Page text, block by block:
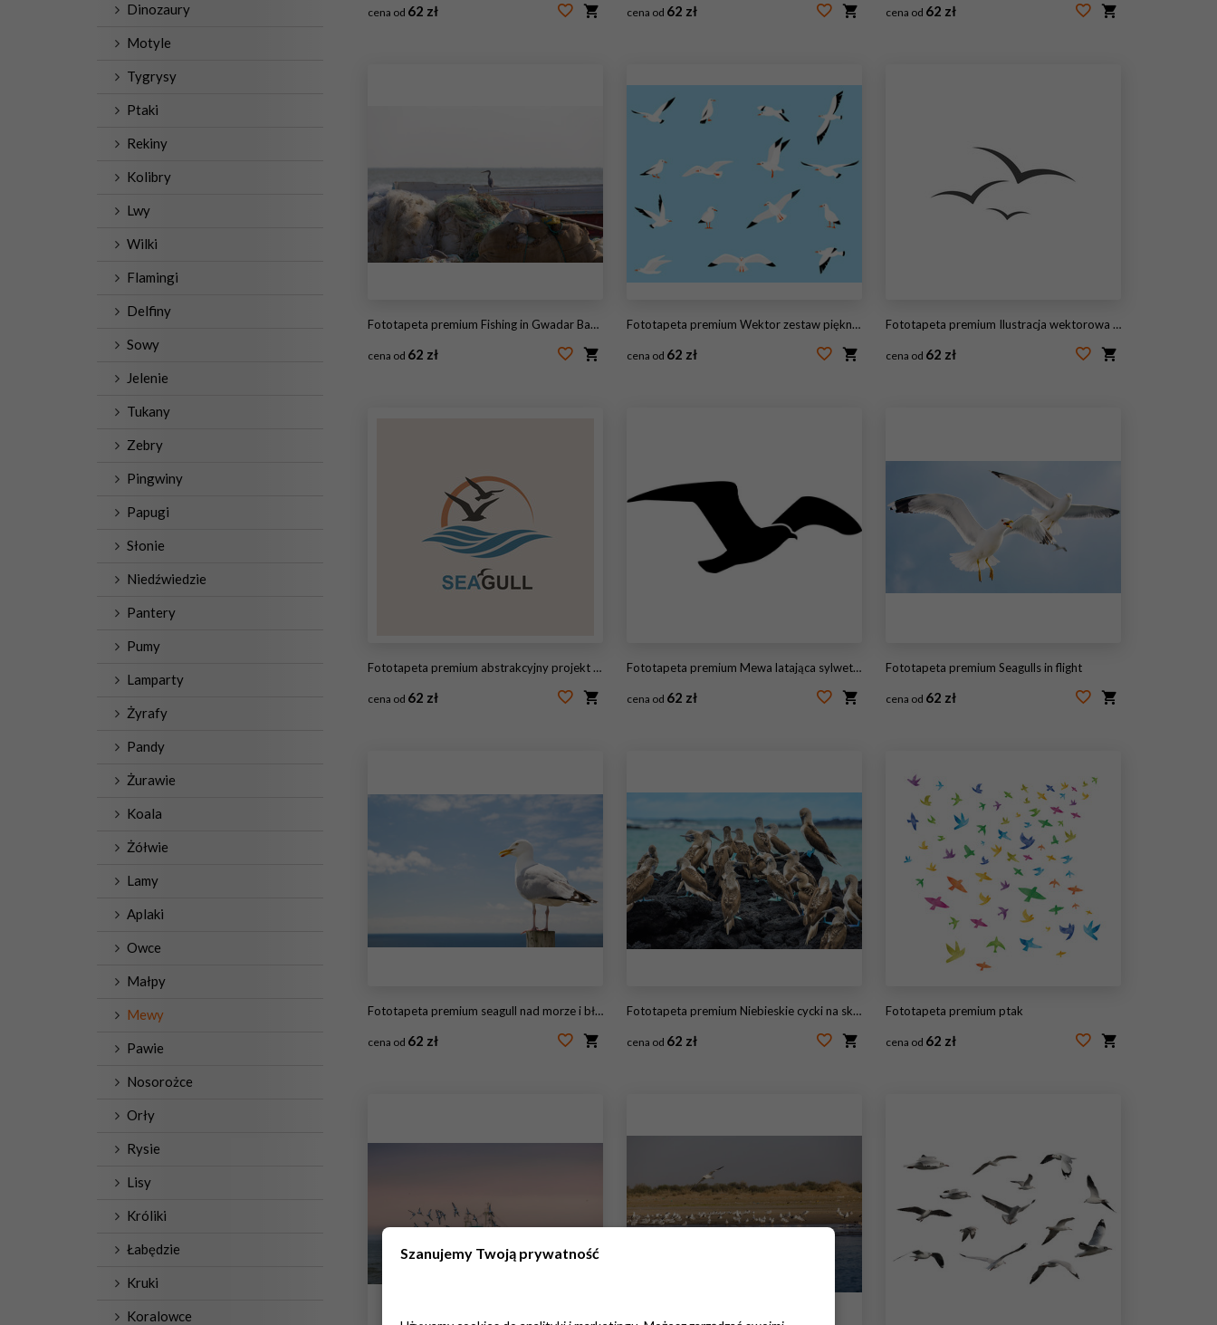
Dinozaury
Motyle
Tygrysy
Ptaki
Rekiny
Kolibry
Lwy
Wilki
Flamingi
Delfiny
Sowy
Jelenie
Tukany
Zebry
Pingwiny
Papugi
Słonie
Niedźwiedzie
Pantery
Pumy
Lamparty
Żyrafy
Pandy
Żurawie
Koala
Żółwie
Lamy
Aplaki
Owce
Małpy
Mewy
Pawie
Nosorożce
Orły
Rysie
Lisy
Króliki
Łabędzie
Kruki
Koralowce
cena od 62 zł cena od 62 zł cena od 62 zł
Fototapeta premium Fishing in Gwadar Bay, Sistan and Baluchistan, Iran
cena od 62 zł
Fototapeta premium Wektor zestaw pięknych mew.
cena od 62 zł
Fototapeta premium Ilustracja wektorowa mewa
cena od 62 zł
Fototapeta premium abstrakcyjny projekt logo oceanu z falami i mewami
cena od 62 zł
Fototapeta premium Mewa latająca sylwetka
cena od 62 zł
Fototapeta premium Seagulls in flight
cena od 62 zł
Fototapeta premium seagull nad morze i błękitne niebo
cena od 62 zł
Fototapeta premium Niebieskie cycki na skale, Isabela Island, Ekwador
cena od 62 zł
Fototapeta premium ptak
cena od 62 zł
Szanujemy Twoją prywatność